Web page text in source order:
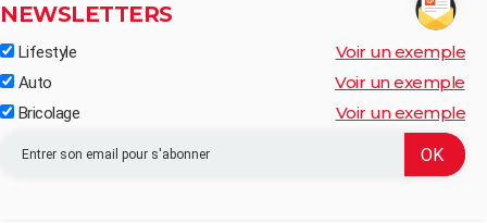
NEWSLETTERS
Lifestyle Voir un exemple
Auto Voir un exemple
Bricolage Voir un exemple